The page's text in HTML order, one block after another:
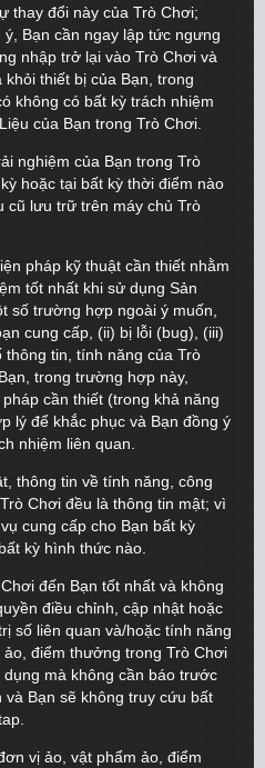
thay đổi này của Trò Chơi;
Bạn cần ngay lập tức ngưng
nhập trở lại vào Trò Chơi và
thiết bị của Bạn, trong
không có bất kỳ trách nhiệm
của Bạn trong Trò Chơi.
nghiệm của Bạn trong Trò
hoặc tại bất kỳ thời điểm nào
cũ lưu trữ trên máy chủ Trò
pháp kỹ thuật cần thiết nhằm
tốt nhất khi sử dụng Sản
số trường hợp ngoài ý muốn,
cung cấp, (ii) bị lỗi (bug), (iii)
thông tin, tính năng của Trò
trong trường hợp này,
cần thiết (trong khả năng
lý để khắc phục và Bạn đồng ý
nhiệm liên quan.
thông tin về tính năng, công
Chơi đều là thông tin mật; vì
cung cấp cho Bạn bất kỳ
kỳ hình thức nào.
đến Bạn tốt nhất và không
điều chỉnh, cập nhật hoặc
số liên quan và/hoặc tính năng
điểm thưởng trong Trò Chơi
mà không cần báo trước
Bạn sẽ không truy cứu bất
vị ảo, vật phẩm ảo, điểm